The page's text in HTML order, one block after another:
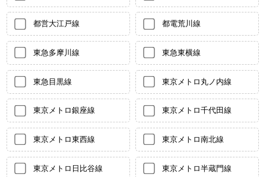
都営大江戸線 都電荒川線
東急多摩川線 東急東横線
東急目黒線 東京メトロ丸ノ内線
東京メトロ銀座線 東京メトロ千代田線
東京メトロ東西線 東京メトロ南北線
東京メトロ日比谷線 東京メトロ半蔵門線